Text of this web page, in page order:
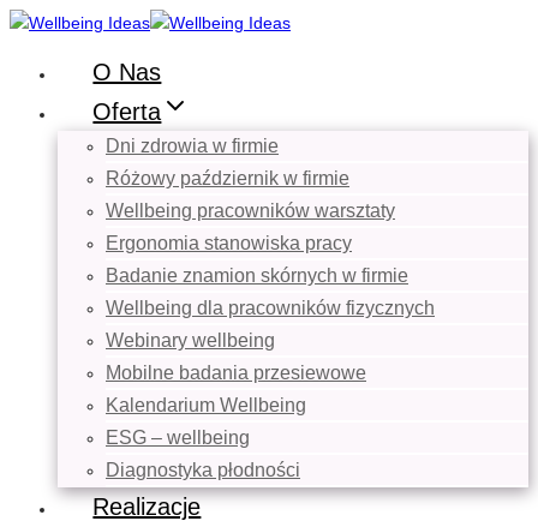
Przejdź
treści
O Nas
Oferta
Dni zdrowia w firmie
Różowy październik w firmie
Wellbeing pracowników warsztaty
Ergonomia stanowiska pracy
Badanie znamion skórnych w firmie
Wellbeing dla pracowników fizycznych
Webinary wellbeing
Mobilne badania przesiewowe
Kalendarium Wellbeing
ESG – wellbeing
Diagnostyka płodności
Realizacje